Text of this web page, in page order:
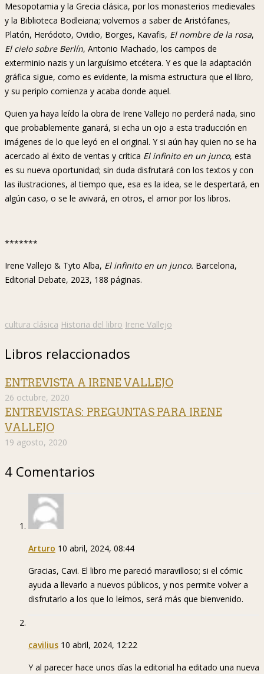
Mesopotamia y la Grecia clásica, por los monasterios medievales
y la Biblioteca Bodleiana; volvemos a saber de Aristófanes,
Platón, Heródoto, Ovidio, Borges, Kavafis, El nombre de la rosa,
El cielo sobre Berlín, Antonio Machado, los campos de
exterminio nazis y un larguísimo etcétera. Y es que la adaptación
gráfica sigue, como es evidente, la misma estructura que el libro,
y su periplo comienza y acaba donde aquel.
Quien ya haya leído la obra de Irene Vallejo no perderá nada, sino
que probablemente ganará, si echa un ojo a esta traducción en
imágenes de lo que leyó en el original. Y si aún hay quien no se ha
acercado al éxito de ventas y crítica El infinito en un junco, esta
es su nueva oportunidad; sin duda disfrutará con los textos y con
las ilustraciones, al tiempo que, esa es la idea, se le despertará, en
algún caso, o se le avivará, en otros, el amor por los libros.
*******
Irene Vallejo & Tyto Alba, El infinito en un junco. Barcelona,
Editorial Debate, 2023, 188 páginas.
cultura clásica Historia del libro Irene Vallejo
Libros relaccionados
ENTREVISTA A IRENE VALLEJO
26 octubre, 2020
ENTREVISTAS: PREGUNTAS PARA IRENE
VALLEJO
19 agosto, 2020
4 Comentarios
Arturo 10 abril, 2024, 08:44
Gracias, Cavi. El libro me pareció maravilloso; si el cómic
ayuda a llevarlo a nuevos públicos, y nos permite volver a
disfrutarlo a los que lo leímos, será más que bienvenido.
cavilius 10 abril, 2024, 12:22
Y al parecer hace unos días la editorial ha editado una nueva